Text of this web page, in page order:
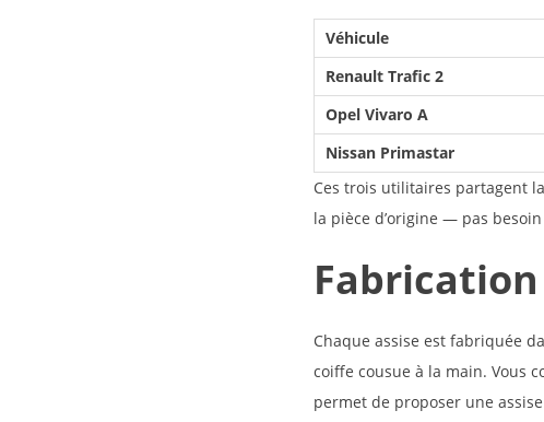
Véhicule
Renault Trafic 2
Opel Vivaro A
Nissan Primastar
Ces trois utilitaires partagent
la pièce d’origine — pas besoin
Chaque assise est fabriquée
coiffe cousue à la main. Vous
permet de proposer une